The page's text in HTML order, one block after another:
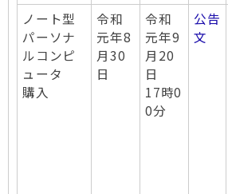
ノート型
パーソナ
ルコンピ
ュータ
購入
令和
元年8
月30
日
令和
元年9
月20
日
17時0
0分
公告
文